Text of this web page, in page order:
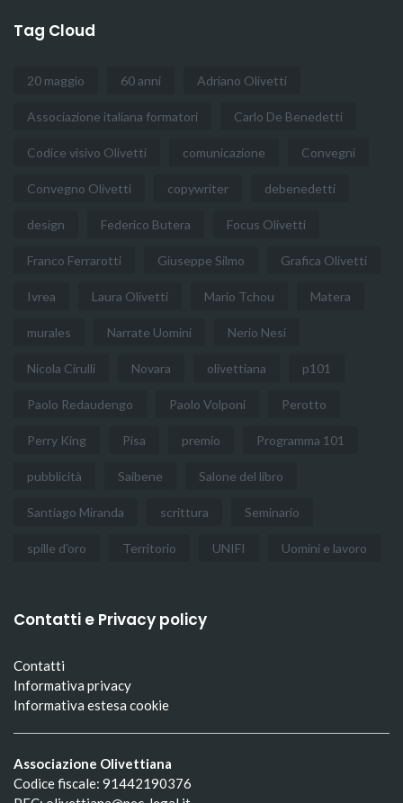
Tag Cloud
20 maggio 60 anni Adriano Olivetti
Associazione italiana formatori Carlo De Benedetti
Codice visivo Olivetti comunicazione Convegni
Convegno Olivetti copywriter debenedetti
design Federico Butera Focus Olivetti
Franco Ferrarotti Giuseppe Silmo Grafica Olivetti
Ivrea Laura Olivetti Mario Tchou Matera
murales Narrate Uomini Nerio Nesi
Nicola Cirulli Novara olivettiana p101
Paolo Redaudengo Paolo Volponi Perotto
Perry King Pisa premio Programma 101
pubblicità Saibene Salone del libro
Santiago Miranda scrittura Seminario
spille d'oro Territorio UNIFI Uomini e lavoro
Contatti e Privacy policy
Contatti
Informativa privacy
Informativa estesa cookie
Associazione Olivettiana
Codice fiscale: 91442190376